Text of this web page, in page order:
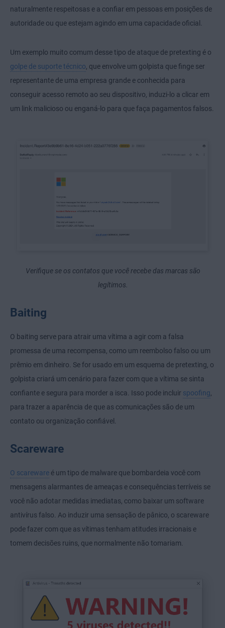
naturalmente respeitosas e a confiar em pessoas em posições de
autoridade ou que estejam agindo em uma capacidade oficial.
Um exemplo muito comum desse tipo de ataque de pretexting é o
golpe de suporte técnico, que envolve um golpista que finge ser
representante de uma empresa grande e conhecida para
conseguir acesso remoto ao seu dispositivo, induzi-lo a clicar em
um link malicioso ou enganá-lo para que faça pagamentos falsos.
Verifique se os contatos que você recebe das marcas são
legítimos.
Baiting
O baiting serve para atrair uma vítima a agir com a falsa
promessa de uma recompensa, como um reembolso falso ou um
prêmio em dinheiro. Se for usado em um esquema de pretexting, o
golpista criará um cenário para fazer com que a vítima se sinta
confiante e segura para morder a isca. Isso pode incluir spoofing
para trazer a aparência de que as comunicações são de um
contato ou organização confiável.
Scareware
O scareware é um tipo de malware que bombardeia você com
mensagens alarmantes de ameaças e consequências terríveis se
você não adotar medidas imediatas, como baixar um software
antivírus falso. Ao induzir uma sensação de pânico, o scareware
pode fazer com que as vítimas tenham atitudes irracionais e
tomem decisões ruins, que normalmente não tomariam.